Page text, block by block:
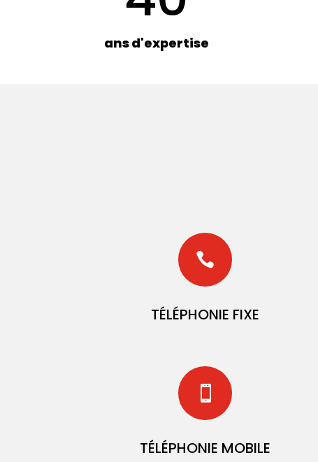
ans d'expertise

TÉLÉPHONIE FIXE

TÉLÉPHONIE MOBILE